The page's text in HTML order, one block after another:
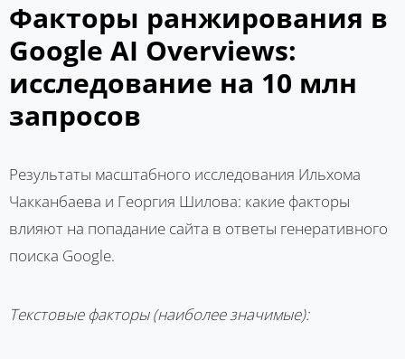
Факторы ранжирования в
Google AI Overviews:
исследование на 10 млн
запросов
Результаты масштабного исследования Ильхома
Чакканбаева и Георгия Шилова: какие факторы
влияют на попадание сайта в ответы генеративного
поиска Google.
Текстовые факторы (наиболее значимые):